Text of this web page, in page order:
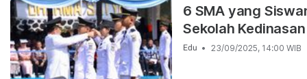
6 SMA yang
Sekolah Kedinasan
Edu 23/09/2025, 14:00 WIB